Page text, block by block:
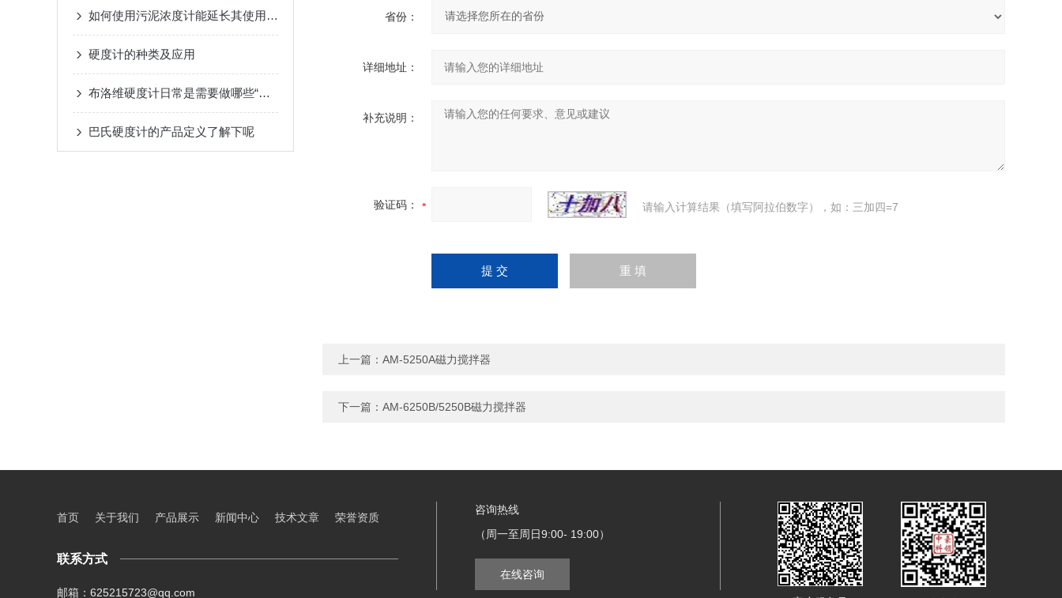
如何使用污泥浓度计能延长其使用寿命？
硬度计的种类及应用
布洛维硬度计日常是需要做哪些“体检”
巴氏硬度计的产品定义了解下呢
省份：
详细地址：
补充说明：
验证码： 请输入计算结果（填写阿拉伯数字），如：三加四=7
上一篇： AM-5250A磁力搅拌器
下一篇： AM-6250B/5250B磁力搅拌器
首页 关于我们 产品展示 新闻中心 技术文章 荣誉资质
联系方式
邮箱：625215723@qq.com
咨询热线
（周一至周日9:00- 19:00）
在线咨询